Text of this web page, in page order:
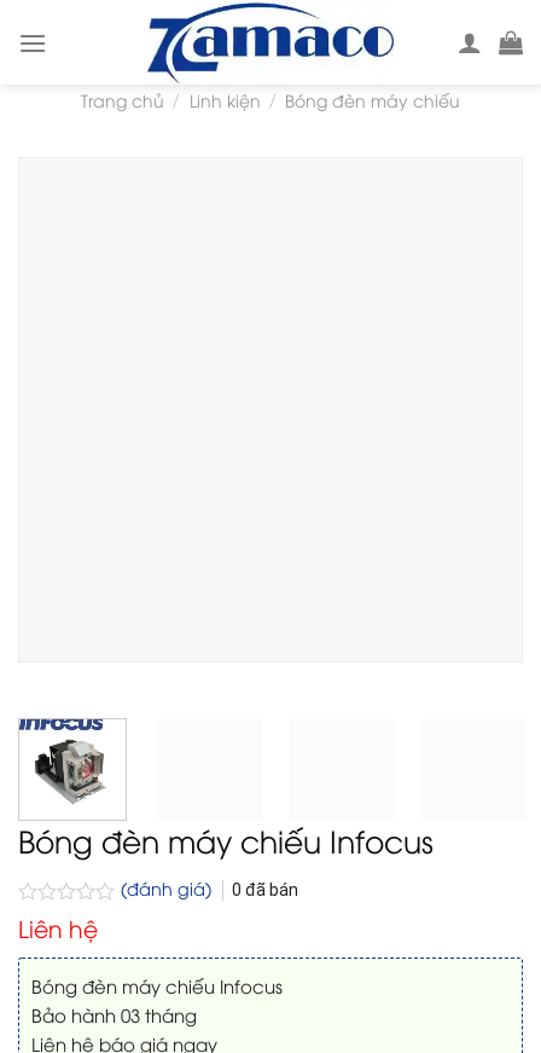
Trang chủ / Linh kiện / Bóng đèn máy chiếu
Bóng đèn máy chiếu Infocus
Được
xếp
hạng
0
5
sao
(đánh giá) 0 đã bán
Liên hệ
Bóng đèn máy chiếu Infocus
Bảo hành 03 tháng
Liên hệ báo giá ngay